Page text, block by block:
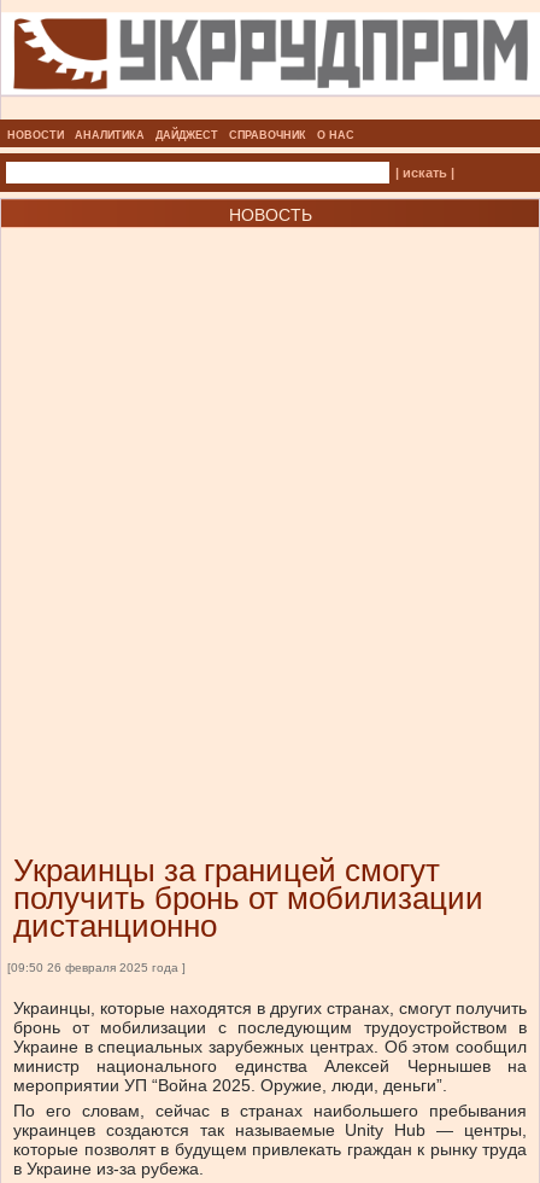
НОВОСТИ АНАЛИТИКА ДАЙДЖЕСТ СПРАВОЧНИК О НАС
| искать |
НОВОСТЬ
Украинцы за границей смогут
получить бронь от мобилизации
дистанционно
[09:50 26 февраля 2025 года ]
Украинцы, которые находятся в других странах, смогут получить
бронь от мобилизации с последующим трудоустройством в
Украине в специальных зарубежных центрах. Об этом сообщил
министр национального единства Алексей Чернышев на
мероприятии УП “Война 2025. Оружие, люди, деньги”.
По его словам, сейчас в странах наибольшего пребывания
украинцев создаются так называемые Unity Hub — центры,
которые позволят в будущем привлекать граждан к рынку труда
в Украине из-за рубежа.